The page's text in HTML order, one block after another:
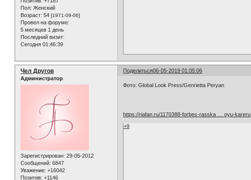
Пол: Женский
Возраст: 54 [1971-09-06]
Провел на форуме:
5 месяцев 1 день
Последний визит:
Сегодня 01:46:39
Поделиться06-05-2019 01:05:06
Чел Другов
Администратор
Зарегистрирован: 29-05-2012
Сообщений: 6847
Уважение: +16042
Позитив: +1146
Фото: Global Look Press/Genrietta Peryan
https://riafan.ru/1170388-forbes-rasska … oyu-kareru
+9